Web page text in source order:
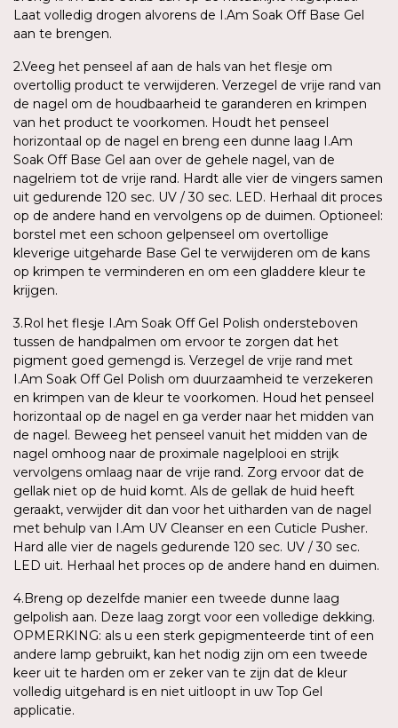
Laat volledig drogen alvorens de I.Am Soak Off Base Gel
aan te brengen.
2.Veeg het penseel af aan de hals van het flesje om
overtollig product te verwijderen. Verzegel de vrije rand van
de nagel om de houdbaarheid te garanderen en krimpen
van het product te voorkomen. Houdt het penseel
horizontaal op de nagel en breng een dunne laag I.Am
Soak Off Base Gel aan over de gehele nagel, van de
nagelriem tot de vrije rand. Hardt alle vier de vingers samen
uit gedurende 120 sec. UV / 30 sec. LED. Herhaal dit proces
op de andere hand en vervolgens op de duimen. Optioneel:
borstel met een schoon gelpenseel om overtollige
kleverige uitgeharde Base Gel te verwijderen om de kans
op krimpen te verminderen en om een gladdere kleur te
krijgen.
3.Rol het flesje I.Am Soak Off Gel Polish ondersteboven
tussen de handpalmen om ervoor te zorgen dat het
pigment goed gemengd is. Verzegel de vrije rand met
I.Am Soak Off Gel Polish om duurzaamheid te verzekeren
en krimpen van de kleur te voorkomen. Houd het penseel
horizontaal op de nagel en ga verder naar het midden van
de nagel. Beweeg het penseel vanuit het midden van de
nagel omhoog naar de proximale nagelplooi en strijk
vervolgens omlaag naar de vrije rand. Zorg ervoor dat de
gellak niet op de huid komt. Als de gellak de huid heeft
geraakt, verwijder dit dan voor het uitharden van de nagel
met behulp van I.Am UV Cleanser en een Cuticle Pusher.
Hard alle vier de nagels gedurende 120 sec. UV / 30 sec.
LED uit. Herhaal het proces op de andere hand en duimen.
4.Breng op dezelfde manier een tweede dunne laag
gelpolish aan. Deze laag zorgt voor een volledige dekking.
OPMERKING: als u een sterk gepigmenteerde tint of een
andere lamp gebruikt, kan het nodig zijn om een tweede
keer uit te harden om er zeker van te zijn dat de kleur
volledig uitgehard is en niet uitloopt in uw Top Gel
applicatie.